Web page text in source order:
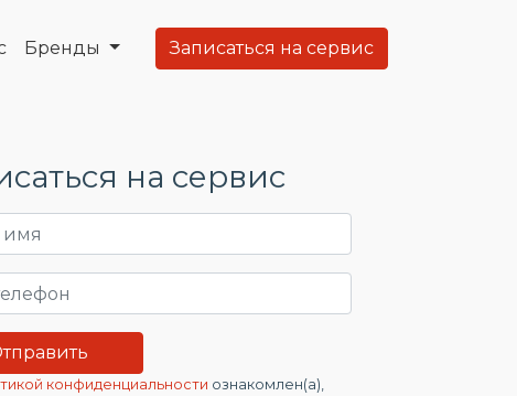
Бренды Записаться на сервис
на сервис
конфиденциальности ознакомлен(а),